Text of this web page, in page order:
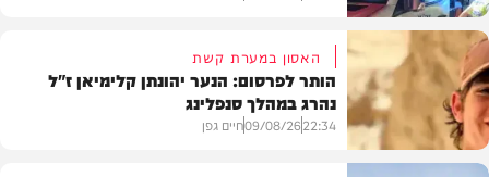
האסון במערת קשת
הותר לפרסום: הנער יהונתן קלימיאן ז"ל
נהרג במהלך סנפלינג
22:34
09/08/26חיים גפן